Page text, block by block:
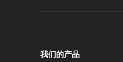
我们的产品